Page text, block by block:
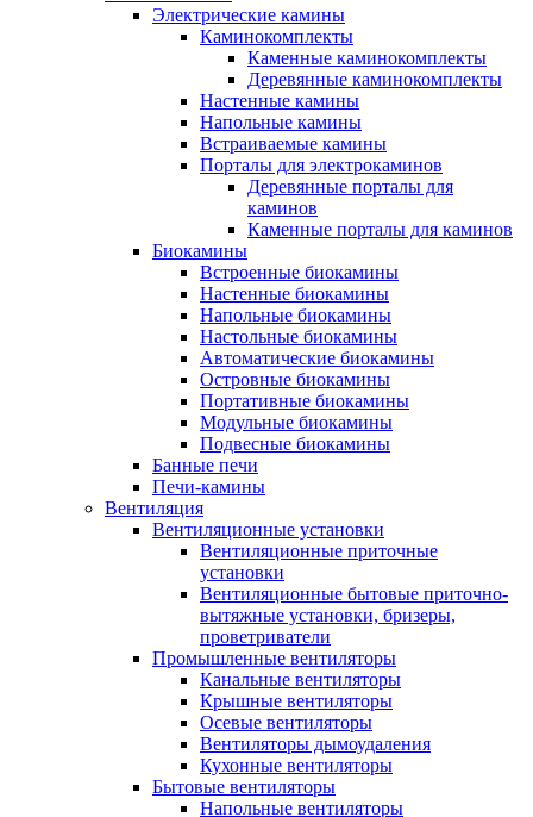
Электрические камины
Каминокомплекты
Каменные каминокомплекты
Деревянные каминокомплекты
Настенные камины
Напольные камины
Встраиваемые камины
Порталы для электрокаминов
Деревянные порталы для
каминов
Каменные порталы для каминов
Биокамины
Встроенные биокамины
Настенные биокамины
Напольные биокамины
Настольные биокамины
Автоматические биокамины
Островные биокамины
Портативные биокамины
Модульные биокамины
Подвесные биокамины
Банные печи
Печи-камины
Вентиляция
Вентиляционные установки
Вентиляционные приточные
установки
Вентиляционные бытовые приточно-
вытяжные установки, бризеры,
проветриватели
Промышленные вентиляторы
Канальные вентиляторы
Крышные вентиляторы
Осевые вентиляторы
Вентиляторы дымоудаления
Кухонные вентиляторы
Бытовые вентиляторы
Напольные вентиляторы